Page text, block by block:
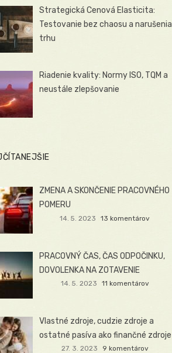
Strategická Cenová Elasticita:
Testovanie bez chaosu a narušenia
trhu
Riadenie kvality: Normy ISO, TQM a
neustále zlepšovanie
ZMENA A SKONČENIE PRACOVNÉHO
POMERU
14. 5. 2023 13 komentárov
PRACOVNÝ ČAS, ČAS ODPOČINKU,
DOVOLENKA NA ZOTAVENIE
14. 5. 2023 11 komentárov
Vlastné zdroje, cudzie zdroje a
ostatné pasíva ako finančné zdroje
27. 3. 2023 9 komentárov